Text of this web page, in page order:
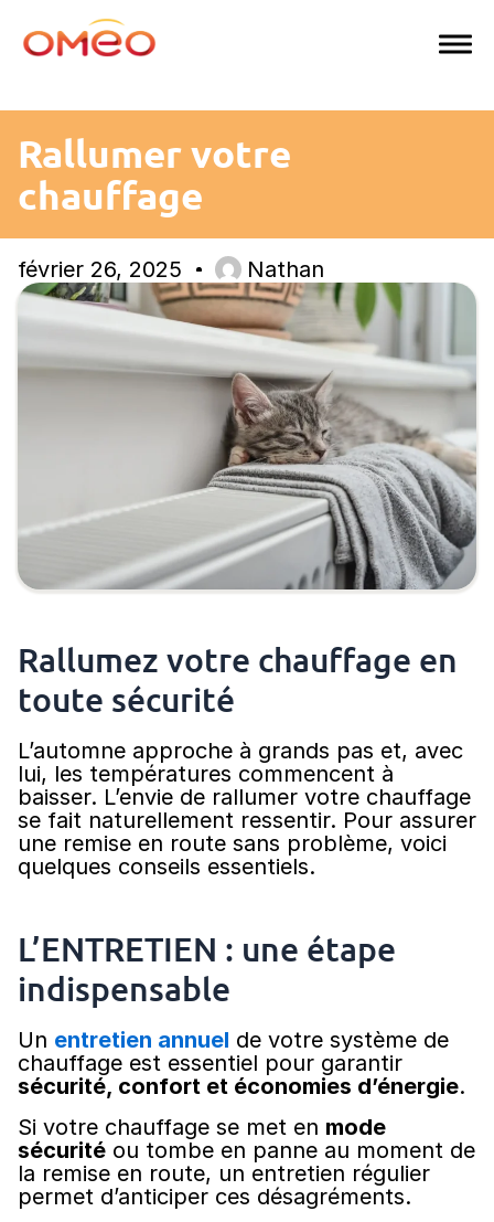
contenu
Rallumer votre
chauffage
février 26, 2025 Nathan
Rallumez votre chauffage en
toute sécurité
L’automne approche à grands pas et, avec
lui, les températures commencent à
baisser. L’envie de rallumer votre chauffage
se fait naturellement ressentir. Pour assurer
une remise en route sans problème, voici
quelques conseils essentiels.
L’ENTRETIEN : une étape
indispensable
Un entretien annuel de votre système de
chauffage est essentiel pour garantir
sécurité, confort et économies d’énergie.
Si votre chauffage se met en mode
sécurité ou tombe en panne au moment de
la remise en route, un entretien régulier
permet d’anticiper ces désagréments.